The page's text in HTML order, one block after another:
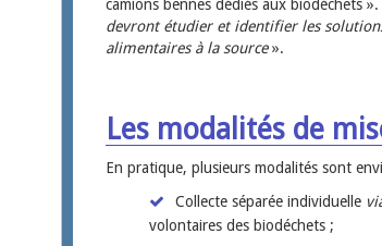
camions bennes dédiés aux biodéchets ».
devront étudier et identifier les
alimentaires à la source».
Les modalités de
En pratique, plusieurs modalités sont
Collecte séparée individuelle
volontaires des biodéchets ;